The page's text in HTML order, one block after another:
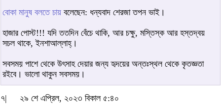
বোকা মানুষ বলতে চায় বলেছেন: ধন্যবাদ শেরজা তপন ভাই।
হাজার পোস্ট!!! যদি ততদিন বেঁচে থাকি, আর চক্ষু, মস্তিস্ক আর হস্তদ্বয়
সচল থাকে, ইনশাআল্লাহ্‌।
সবসময় পাশে থেকে উৎসাহ দেয়ার জন্য হৃদয়ের অন্তঃস্থল থেকে কৃতজ্ঞতা
রইবে। ভালো থাকুন সবসময়।
৭|
২৯ শে এপ্রিল, ২০২৩ বিকাল ৫:৪০